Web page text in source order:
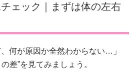
ェック｜まずは体の左右
何が原因か全然わからない…」
差”を見てみましょう。